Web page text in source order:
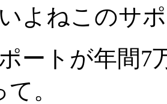
よねこのサ
ートが年間7
。